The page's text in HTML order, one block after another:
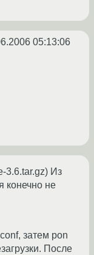
05:13:06
3.6.tar.gz) Из
конечно не
затем pon
После